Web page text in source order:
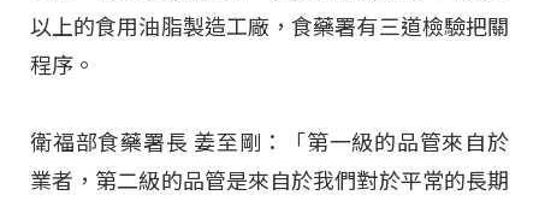
以上的食用油脂製造工廠，食藥署有三道檢驗把關
程序 。
衛福部食藥署長 姜至剛：「第一級的品管來自於
業者，第二級的品管是來自於我們對於平常的長期